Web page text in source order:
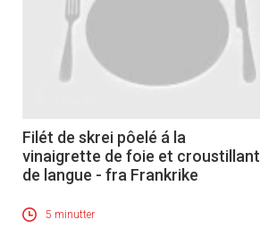
Filét de skrei pôelé á la
vinaigrette de foie et croustillant
de langue - fra Frankrike
5 minutter